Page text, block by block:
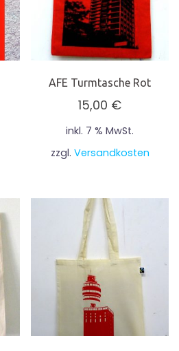
AFE Turmtasche Rot
15,00 €
inkl. 7 % MwSt.
zzgl. Versandkosten